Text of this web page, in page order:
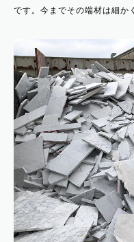
です。今までその端材は細か